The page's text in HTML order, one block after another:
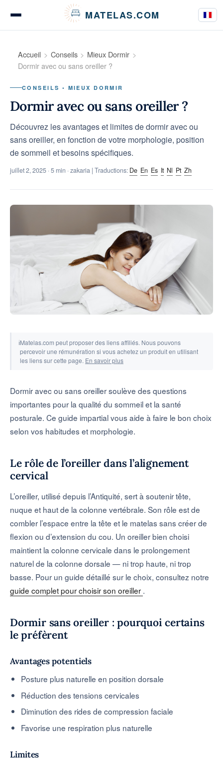
MATELAS.COM
Tests & Avis Matelas
Guides d’achat
Conseils
Outils & simulateurs
Accueil Conseils
Mieux Dormir
Dormir avec ou sans oreiller ?
CONSEILS • MIEUX DORMIR
Dormir avec ou sans oreiller ?
Découvrez les avantages et limites de dormir avec ou
sans oreiller, en fonction de votre morphologie, position
de sommeil et besoins spécifiques.
juillet 2, 2025 · 5 min · zakaria | Traductions: De En Es It Nl Pt Zh
ℹMatelas.com peut proposer des liens affiliés. Nous pouvons
percevoir une rémunération si vous achetez un produit en utilisant
les liens sur cette page. En savoir plus
Dormir avec ou sans oreiller soulève des questions
importantes pour la qualité du sommeil et la santé
posturale. Ce guide impartial vous aide à faire le bon choix
selon vos habitudes et morphologie.
Le rôle de l’oreiller dans l’alignement
cervical
L’oreiller, utilisé depuis l’Antiquité, sert à soutenir tête,
nuque et haut de la colonne vertébrale. Son rôle est de
combler l’espace entre la tête et le matelas sans créer de
flexion ou d’extension du cou. Un oreiller bien choisi
maintient la colonne cervicale dans le prolongement
naturel de la colonne dorsale — ni trop haute, ni trop
basse. Pour un guide détaillé sur le choix, consultez notre
guide complet pour choisir son oreiller .
Dormir sans oreiller : pourquoi certains
le préfèrent
Avantages potentiels
Posture plus naturelle en position dorsale
Réduction des tensions cervicales
Diminution des rides de compression faciale
Favorise une respiration plus naturelle
Limites
Panneau de gestion des cookies